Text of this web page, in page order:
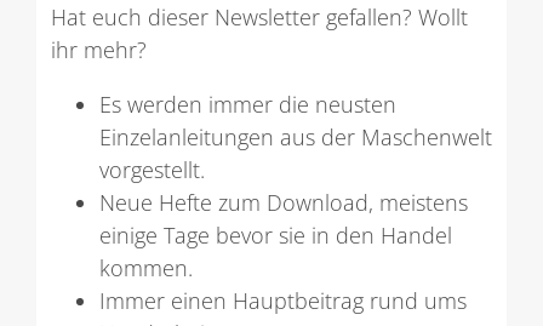
Hat euch dieser Newsletter gefallen? Wollt
ihr mehr?
Es werden immer die neusten
Einzelanleitungen aus der Maschenwelt
vorgestellt.
Neue Hefte zum Download, meistens
einige Tage bevor sie in den Handel
kommen.
Immer einen Hauptbeitrag rund ums